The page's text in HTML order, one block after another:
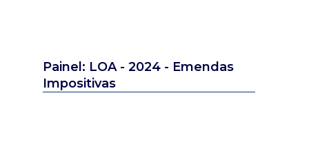
Painel: LOA - 2024 - Emendas
Impositivas